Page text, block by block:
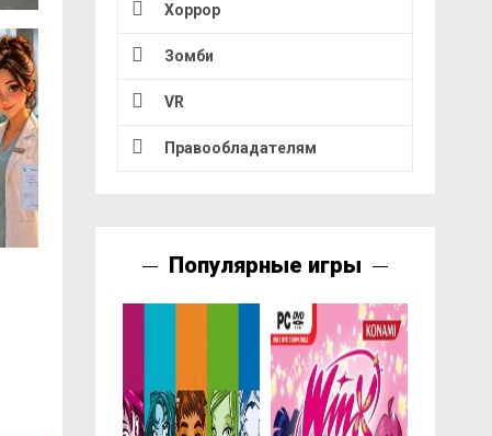
Хоррор
Зомби
VR
Правообладателям
Популярные игры